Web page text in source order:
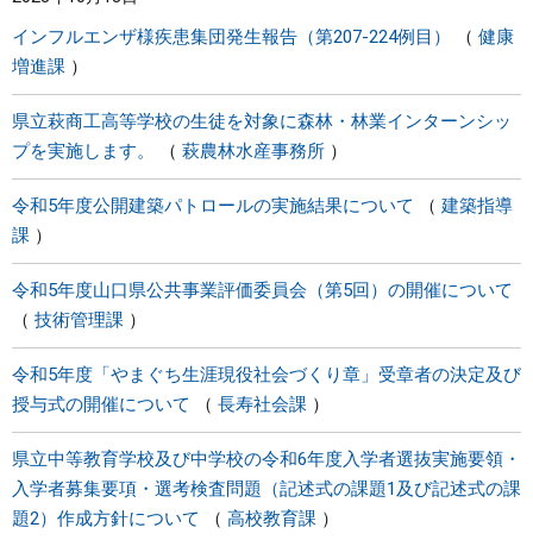
インフルエンザ様疾患集団発生報告（第207-224例目）
健康
増進課
県立萩商工高等学校の生徒を対象に森林・林業インターンシッ
プを実施します。
萩農林水産事務所
令和5年度公開建築パトロールの実施結果について
建築指導
課
令和5年度山口県公共事業評価委員会（第5回）の開催について
技術管理課
令和5年度「やまぐち生涯現役社会づくり章」受章者の決定及び
授与式の開催について
長寿社会課
県立中等教育学校及び中学校の令和6年度入学者選抜実施要領・
入学者募集要項・選考検査問題（記述式の課題1及び記述式の課
題2）作成方針について
高校教育課